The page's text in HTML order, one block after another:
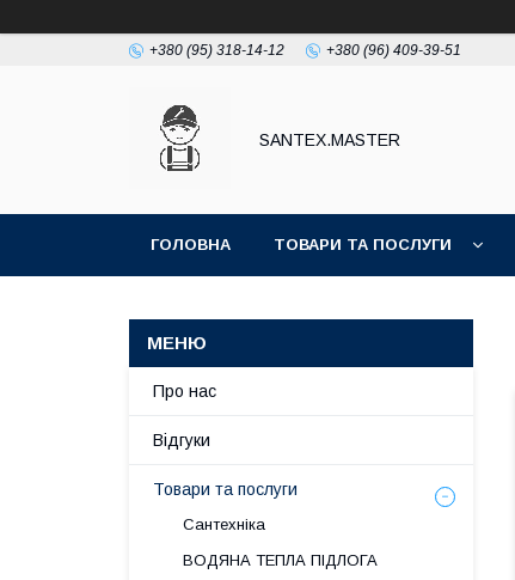
+380 (95) 318-14-12 +380 (96) 409-39-51
SANTEX.MASTER
ГОЛОВНА ТОВАРИ ТА ПОСЛУГИ
Про нас
Відгуки
Товари та послуги
Сантехніка
ВОДЯНА ТЕПЛА ПІДЛОГА